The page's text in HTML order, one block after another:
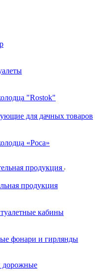
"Rostok"
для дачных товаров
«Роса»
продукция
продукция
кабины
фонари и гирлянды
дорожные